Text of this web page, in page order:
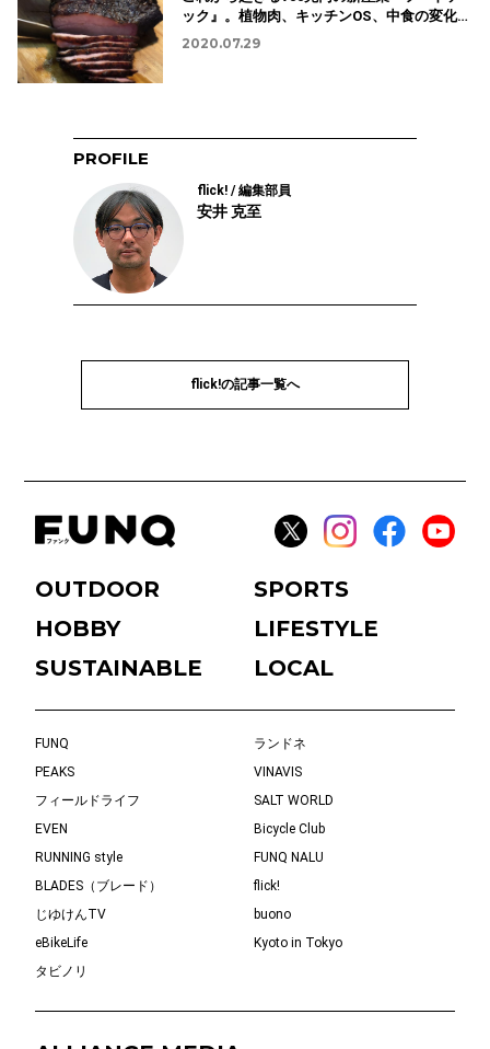
ック』。植物肉、キッチンOS、中食の変化…
2020.07.29
PROFILE
flick! / 編集部員
安井 克至
flick!の記事一覧へ
OUTDOOR
SPORTS
HOBBY
LIFESTYLE
SUSTAINABLE
LOCAL
FUNQ
ランドネ
PEAKS
VINAVIS
フィールドライフ
SALT WORLD
EVEN
Bicycle Club
RUNNING style
FUNQ NALU
BLADES（ブレード）
flick!
じゆけんTV
buono
eBikeLife
Kyoto in Tokyo
タビノリ